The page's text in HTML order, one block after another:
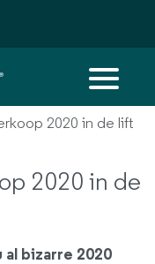
2020 in de lift
2020 in de
al bizarre 2020